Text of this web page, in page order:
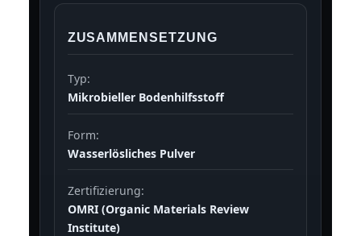
ZUSAMMENSETZUNG
Typ:
Mikrobieller Bodenhilfsstoff
Form:
Wasserlösliches Pulver
Zertifizierung:
OMRI (Organic Materials Review
Institute)